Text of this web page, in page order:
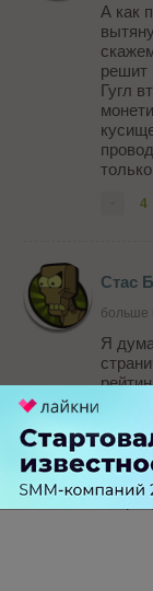
А как
решит
Гугл
4
Стас
больше
Я
в